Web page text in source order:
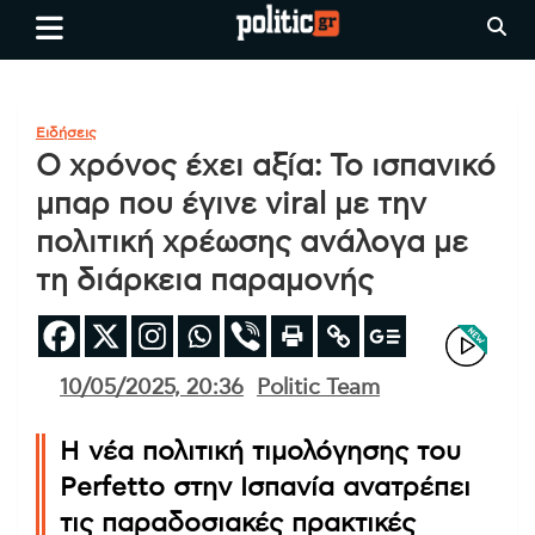
Skip
Ειδήσεις απο τη
Θεσσαλονίκη, την Ελλάδα και
politic.gr
Ειδήσεις
Ο χρόνος έχει αξία: Το ισπανικό
μπαρ που έγινε viral με την
πολιτική χρέωσης ανάλογα με
τη διάρκεια παραμονής
10/05/2025, 20:36 Politic Team
Η νέα πολιτική τιμολόγησης του
Perfetto στην Ισπανία ανατρέπει
τις παραδοσιακές πρακτικές